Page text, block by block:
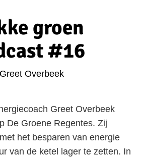
groen
#16
Overbeek
Greet Overbeek
De Groene Regentes. Zij
het besparen van energie
van de ketel lager te zetten. In